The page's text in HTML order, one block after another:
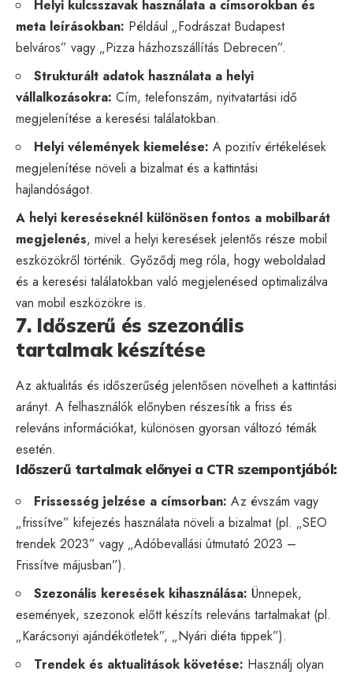
Helyi kulcsszavak használata a címsorokban és
meta leírásokban: Például „Fodrászat Budapest
belváros” vagy „Pizza házhozszállítás Debrecen”.
Strukturált adatok használata a helyi
vállalkozásokra: Cím, telefonszám, nyitvatartási idő
megjelenítése a keresési találatokban.
Helyi vélemények kiemelése: A pozitív értékelések
megjelenítése növeli a bizalmat és a kattintási
hajlandóságot.
A helyi kereséseknél különösen fontos a mobilbarát
megjelenés, mivel a helyi keresések jelentős része mobil
eszközökről történik. Győződj meg róla, hogy weboldalad
és a keresési találatokban való megjelenésed optimalizálva
van mobil eszközökre is.
7. Időszerű és szezonális
tartalmak készítése
Az aktualitás és időszerűség jelentősen növelheti a kattintási
arányt. A felhasználók előnyben részesítik a friss és
releváns információkat, különösen gyorsan változó témák
esetén.
Időszerű tartalmak előnyei a CTR szempontjából:
Frissesség jelzése a címsorban: Az évszám vagy
„frissítve” kifejezés használata növeli a bizalmat (pl. „SEO
trendek 2023” vagy „Adóbevallási útmutató 2023 –
Frissítve májusban”).
Szezonális keresések kihasználása: Ünnepek,
események, szezonok előtt készíts releváns tartalmakat (pl.
„Karácsonyi ajándékötletek”, „Nyári diéta tippek”).
Trendek és aktualitások követése: Használj olyan